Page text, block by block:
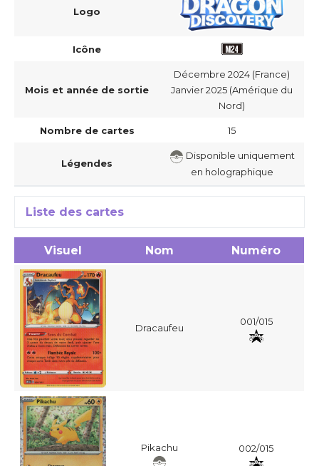
Logo
Icône
Mois et année de sortie
Décembre 2024 (France)
Janvier 2025 (Amérique du
Nord)
Nombre de cartes 15
Légendes
Disponible uniquement
en holographique
Liste des cartes
Visuel Nom Numéro
Dracaufeu
001/015
Pikachu 002/015